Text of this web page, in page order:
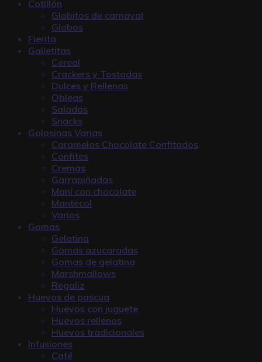
Cotillón
Globitos de carnaval
Globos
Fierita
Galletitas
Cereal
Crackers y Tostadas
Dulces y Rellenas
Obleas
Saladas
Snacks
Golosinas Varias
Caramelos Chocolate Confitados
Confites
Cremas
Garrapiñadas
Maní con chocolate
Mantecol
Varios
Gomas
Gelatina
Gomas azucaradas
Gomas de gelatina
Marshmallows
Regaliz
Huevos de pascua
Huevos con juguete
Huevos rellenos
Huevos tradicionales
Infusiones
Café